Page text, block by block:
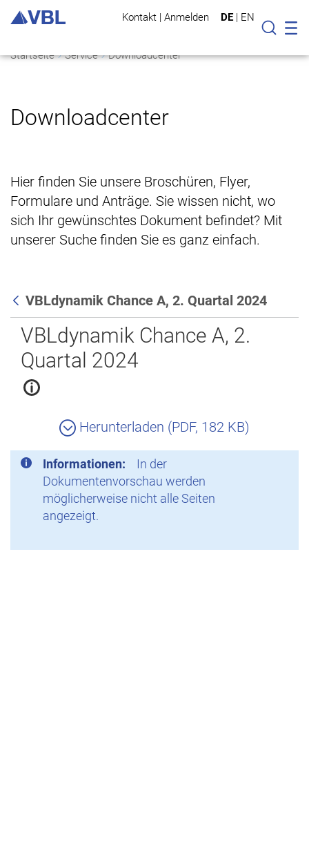
Kontakt | Anmelden DE | EN
Suche
Startseite Service Downloadcenter
Downloadcenter
Hier finden Sie unsere Broschüren, Flyer,
Formulare und Anträge. Sie wissen nicht, wo
sich Ihr gewünschtes Dokument befindet? Mit
unserer Suche finden Sie es ganz einfach.
Zurück
VBLdynamik Chance A, 2. Quartal 2024
VBLdynamik Chance A, 2.
Quartal 2024
Herunterladen (PDF, 182 KB)
Informationen:
In der
Dokumentenvorschau werden
möglicherweise nicht alle Seiten
angezeigt.